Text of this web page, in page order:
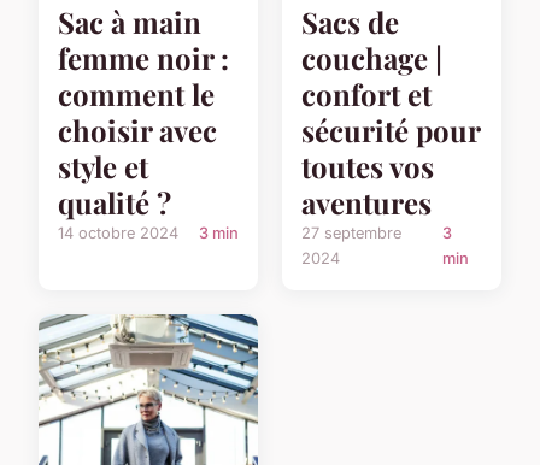
Sac à main
femme noir :
comment le
choisir avec
style et
qualité ?
14 octobre 2024 3 min
Sacs de
couchage |
confort et
sécurité pour
toutes vos
aventures
27 septembre
2024
3
min